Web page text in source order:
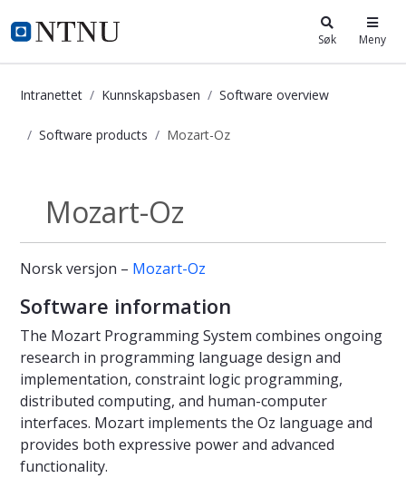
i.ntnu.no Søk Meny
Intranettet Kunnskapsbasen Software overview
Software products Mozart-Oz
Software products
Mozart-Oz
Norsk versjon – Mozart-Oz
Software information
The Mozart Programming System combines ongoing
research in programming language design and
implementation, constraint logic programming,
distributed computing, and human-computer
interfaces. Mozart implements the Oz language and
provides both expressive power and advanced
functionality.